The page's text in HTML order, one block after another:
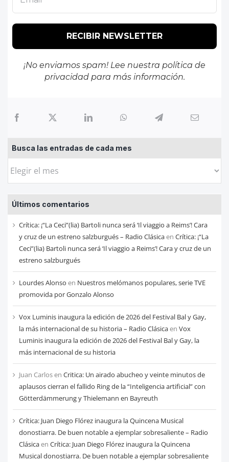
¡No enviamos spam! Lee nuestra política de
privacidadpara más información.
Busca las entradas de cada mes
Busca
entradas
de
cada
mes
Últimos comentarios
Crítica: ¡“La Ceci”(lia) Bartoli nunca será ‘Il viaggio a Reims’! Cara
y cruz de un estreno salzburgués – Radio Clásicaen Crítica: ¡“La
Ceci”(lia) Bartoli nunca será ‘Il viaggio a Reims’! Cara y cruz de un
estreno salzburgués
Lourdes Alonso en Nuestros melómanos populares, serie TVE
promovida por Gonzalo Alonso
Vox Luminis inaugura la edición de 2026 del Festival Bal y Gay,
la más internacional de su historia – Radio Clásicaen Vox
Luminis inaugura la edición de 2026 del Festival Bal y Gay, la
más internacional de su historia
Juan Carlosen Critica: Un airado abucheo y veinte minutos de
aplausos cierran el fallido Ring de la “Inteligencia artificial” con
Götterdämmerung y Thielemann en Bayreuth
Crítica: Juan Diego Flórez inaugura la Quincena Musical
donostiarra. De buen notable a ejemplar sobresaliente – Radio
Clásicaen Crítica: Juan Diego Flórez inaugura la Quincena
Musical donostiarra. De buen notable a ejemplar sobresaliente